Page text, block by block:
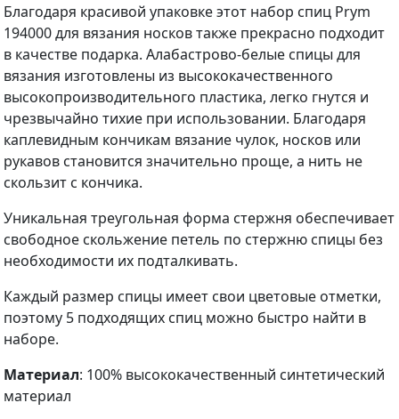
Благодаря красивой упаковке этот набор спиц Prym
194000 для вязания носков также прекрасно подходит
в качестве подарка. Алабастрово-белые спицы для
вязания изготовлены из высококачественного
высокопроизводительного пластика, легко гнутся и
чрезвычайно тихие при использовании. Благодаря
каплевидным кончикам вязание чулок, носков или
рукавов становится значительно проще, а нить не
скользит с кончика.
Уникальная треугольная форма стержня обеспечивает
свободное скольжение петель по стержню спицы без
необходимости их подталкивать.
Каждый размер спицы имеет свои цветовые отметки,
поэтому 5 подходящих спиц можно быстро найти в
наборе.
Материал: 100% высококачественный синтетический
материал